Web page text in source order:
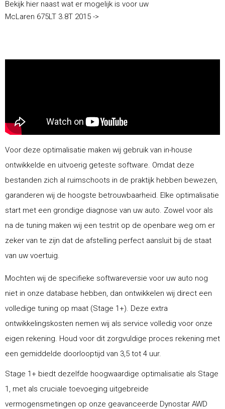
Bekijk hier naast wat er mogelijk is voor uw
McLaren 675LT 3.8T 2015 ->
Voor deze optimalisatie maken wij gebruik van in-house
ontwikkelde en uitvoerig geteste software. Omdat deze
bestanden zich al ruimschoots in de praktijk hebben bewezen,
garanderen wij de hoogste betrouwbaarheid. Elke optimalisatie
start met een grondige diagnose van uw auto. Zowel voor als
na de tuning maken wij een testrit op de openbare weg om er
zeker van te zijn dat de afstelling perfect aansluit bij de staat
van uw voertuig.
Mochten wij de specifieke softwareversie voor uw auto nog
niet in onze database hebben, dan ontwikkelen wij direct een
volledige tuning op maat (Stage 1+). Deze extra
ontwikkelingskosten nemen wij als service volledig voor onze
eigen rekening. Houd voor dit zorgvuldige proces rekening met
een gemiddelde doorlooptijd van 3,5 tot 4 uur.
Stage 1+ biedt dezelfde hoogwaardige optimalisatie als Stage
1, met als cruciale toevoeging uitgebreide
vermogensmetingen op onze geavanceerde Dynostar AWD